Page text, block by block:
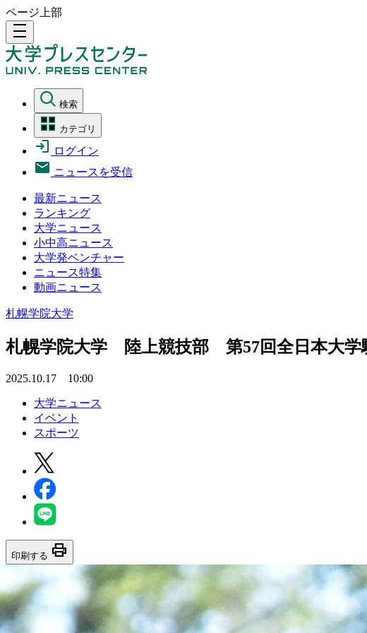
ページ上部
density_medium
検索
カテゴリ
ログイン
ニュースを受信
最新ニュース
ランキング
大学ニュース
小中高ニュース
大学発ベンチャー
ニュース特集
動画ニュース
札幌学院大学
札幌学院大学 陸上競技部 第57回全日本大学
2025.10.17 10:00
大学ニュース
イベント
スポーツ
印刷する print